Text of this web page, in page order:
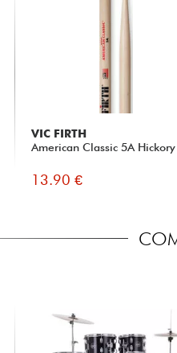
VIC FIRTH
American Classic 5A Hickory
13.90 €